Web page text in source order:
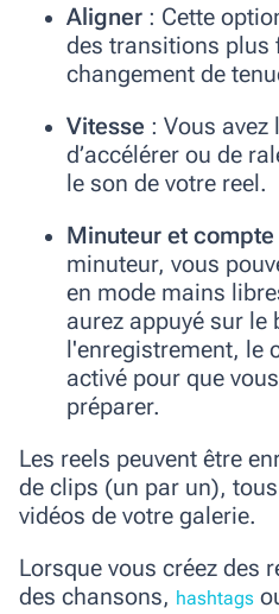
Aligner : Cette
des transitions plus
changement de
Vitesse : Vous
d’accélérer ou de
le son de votre reel.
Minuteur et
minuteur, vous
en mode mains
aurez appuyé sur le
l'enregistrement, le
activé pour que
préparer.
Les reels peuvent être
de clips (un par un),
vidéos de votre galerie.
Lorsque vous créez des
des chansons, hashtags